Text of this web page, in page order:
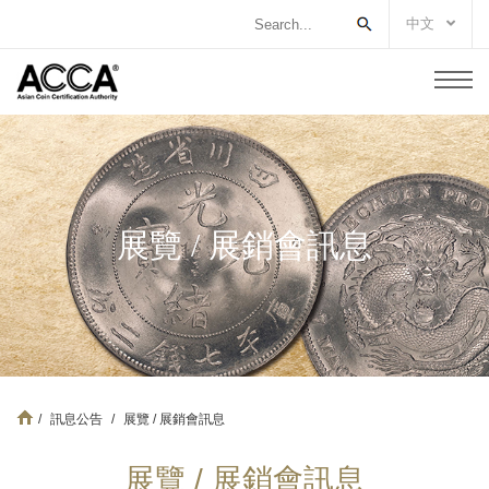
中文
展覽 / 展銷會訊息
/ 訊息公告 / 展覽 / 展銷會訊息
展覽 / 展銷會訊息